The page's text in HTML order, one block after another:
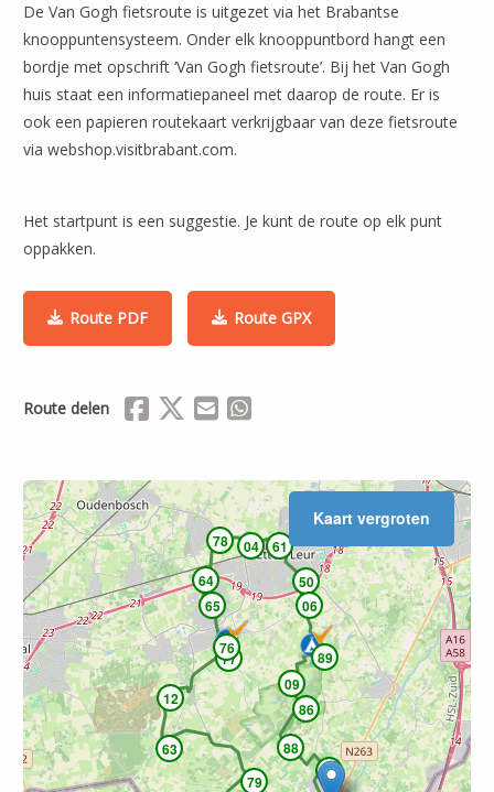
De Van Gogh fietsroute is uitgezet via het Brabantse
knooppuntensysteem. Onder elk knooppuntbord hangt een
bordje met opschrift ‘Van Gogh fietsroute’. Bij het Van Gogh
huis staat een informatiepaneel met daarop de route. Er is
ook een papieren routekaart verkrijgbaar van deze fietsroute
via webshop.visitbrabant.com.
Het startpunt is een suggestie. Je kunt de route op elk punt
oppakken.
Route PDF Route GPX
Route delen Delen via Facebook
Delen via X (Twitter)
Delen via Mail
Kaart vergroten
79
63
12
77
76
65
64
78 04
61
50
06
89
09
86
88
14